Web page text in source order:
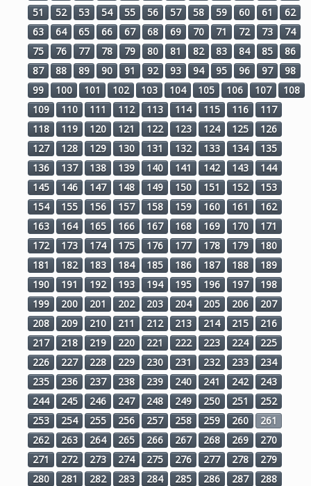
51
52 53 54 55 56 57 58 59 60 61
62
63
64 65 66 67 68 69 70 71 72 73
74
75
76 77 78 79 80 81 82 83 84 85
86
87
88 89 90 91 92 93 94 95 96 97
98
99
100 101 102 103 104 105 106 107
108
109
110 111 112 113 114 115 116
117
118
119 120 121 122 123 124 125
126
127
128 129 130 131 132 133 134
135
136
137 138 139 140 141 142 143
144
145
146 147 148 149 150 151 152
153
154
155 156 157 158 159 160 161
162
163
164 165 166 167 168 169 170
171
172
173 174 175 176 177 178 179
180
181
182 183 184 185 186 187 188
189
190
191 192 193 194 195 196 197
198
199
200 201 202 203 204 205 206
207
208
209 210 211 212 213 214 215
216
217
218 219 220 221 222 223 224
225
226
227 228 229 230 231 232 233
234
235
236 237 238 239 240 241 242
243
244
245 246 247 248 249 250 251
252
253
254 255 256 257 258 259 260
261
262
263 264 265 266 267 268 269
270
271
272 273 274 275 276 277 278
279
280
281 282 283 284 285 286 287
288